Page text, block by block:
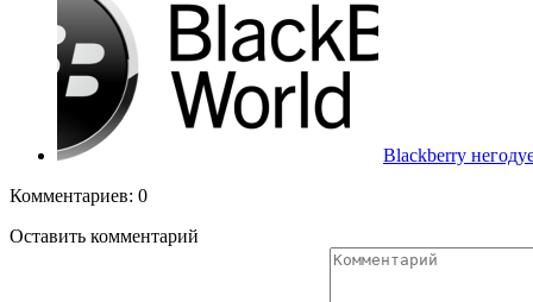
Blackberry
Комментариев: 0
Оставить комментарий